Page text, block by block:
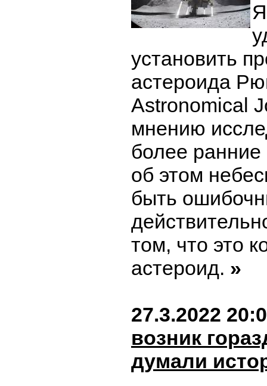
установить
астероида
Astronomical
мнению
более ранние
об этом
быть
том, что это
астероид. »
27.3.2022
возник
думали